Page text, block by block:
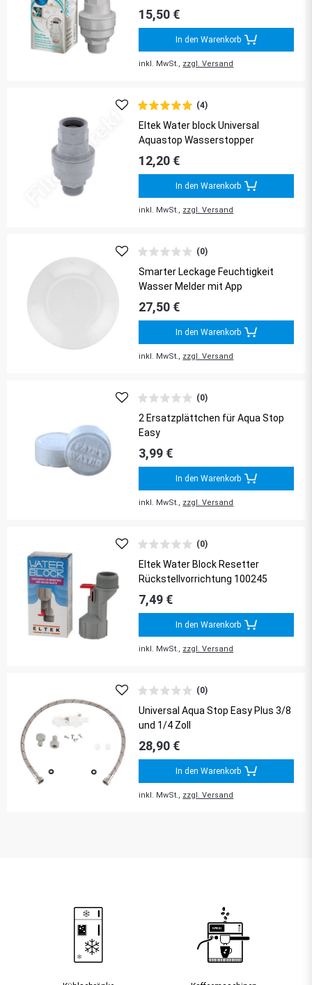
15,50 €
In den Warenkorb
inkl. MwSt., zzgl. Versand
(4)
Eltek Water block Universal
Aquastop Wasserstopper
12,20 €
In den Warenkorb
inkl. MwSt., zzgl. Versand
(0)
Smarter Leckage Feuchtigkeit
Wasser Melder mit App
27,50 €
In den Warenkorb
inkl. MwSt., zzgl. Versand
(0)
2 Ersatzplättchen für Aqua Stop
Easy
3,99 €
In den Warenkorb
inkl. MwSt., zzgl. Versand
(0)
Eltek Water Block Resetter
Rückstellvorrichtung 100245
7,49 €
In den Warenkorb
inkl. MwSt., zzgl. Versand
(0)
Universal Aqua Stop Easy Plus 3/8
und 1/4 Zoll
28,90 €
In den Warenkorb
inkl. MwSt., zzgl. Versand